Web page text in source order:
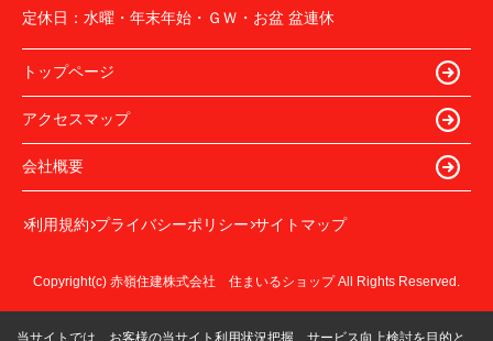
定休日： 水曜・年末年始・ＧＷ・お盆 盆連休
トップページ
アクセスマップ
会社概要
利用規約 プライバシーポリシー サイトマップ
Copyright(c) 赤嶺住建株式会社 住まいるショップ All Rights Reserved.
当サイトでは、お客様の当サイト利用状況把握、サービス向上検討を目的と